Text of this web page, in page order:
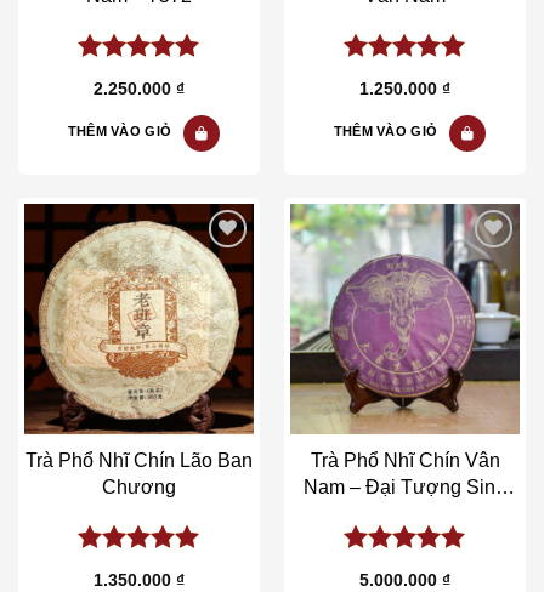
5.00out of
2.250.000 ₫
THÊM VÀO GIỎ
5.00out of
1.250.000 ₫
THÊM VÀO GIỎ
Add to wishlist
Trà Phổ Nhĩ Chín Lão Ban
Chương
5.00out of
1.350.000 ₫
Add to wishlist
Trà Phổ Nhĩ Chín Vân
Nam – Đại Tượng Sinh
5.00out of
5.000.000 ₫